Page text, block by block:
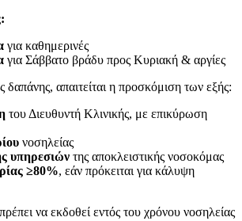
για καθημερινές
για Σάββατο βράδυ προς Κυριακή & αργίες
δαπάνης, απαιτείται η προσκόμιση των εξής:
του Διευθυντή Κλινικής, με επικύρωση
νοσηλείας
υπηρεσιών της αποκλειστικής νοσοκόμας
≥80%, εάν πρόκειται για κάλυψη
να εκδοθεί εντός του χρόνου νοσηλείας